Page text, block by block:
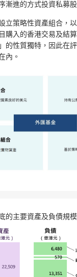
漸進的方式投資私募
立策略性資產組合，
購入的香港交易及結
的性質獨特，因此在
內。
的主要資產及負債規模